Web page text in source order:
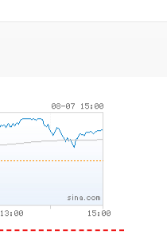
+43.13 +0.93%